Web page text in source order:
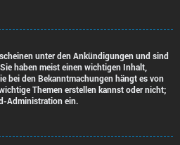
unter den Ankündigungen und sind
haben meist einen wichtigen Inhalt,
bei den Bekanntmachungen hängt es von
Themen erstellen kannst oder nicht;
Administration ein.